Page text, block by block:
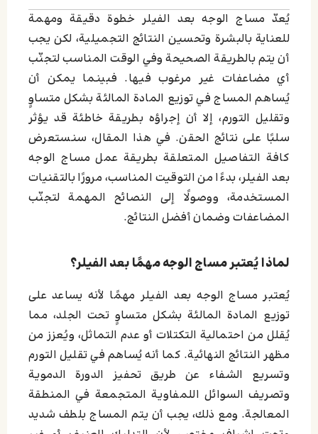
يُعدّ مساج الوجه بعد الفيلر خطوة دقيقة ومهمة
للعناية بالبشرة وتحسين النتائج التجميلية، لكن يجب
أن يتم بالطريقة الصحيحة وفي الوقت المناسب لتجنّب
أي مضاعفات غير مرغوب فيها. فبينما يمكن أن
يُساهم المساج في توزيع المادة المالئة بشكل متساوٍ
وتقليل التورم، إلا أن إجراؤه بطريقة خاطئة قد يؤثر
سلبًا على نتائج الحقن. في هذا المقال، سنستعرض
كافة التفاصيل المتعلقة بطريقة عمل مساج الوجه
بعد الفيلر، بدءًا من التوقيت المناسب، مرورًا بالتقنيات
المستخدمة، ووصولًا إلى النصائح المهمة لتجنّب
المضاعفات وضمان أفضل النتائج.
لماذا يُعتبر مساج الوجه مهمًا بعد الفيلر؟
يُعتبر مساج الوجه بعد الفيلر مهمًا لأنه يساعد على
توزيع المادة المالئة بشكل متساوٍ تحت الجلد، مما
يُقلل من احتمالية التكتلات أو عدم التماثل، ويُعزز من
مظهر النتائج النهائية. كما أنه يُساهم في تقليل التورم
وتسريع الشفاء عن طريق تحفيز الدورة الدموية
وتصريف السوائل اللمفاوية المتجمعة في المنطقة
المعالجة. ومع ذلك، يجب أن يتم المساج بلطف شديد